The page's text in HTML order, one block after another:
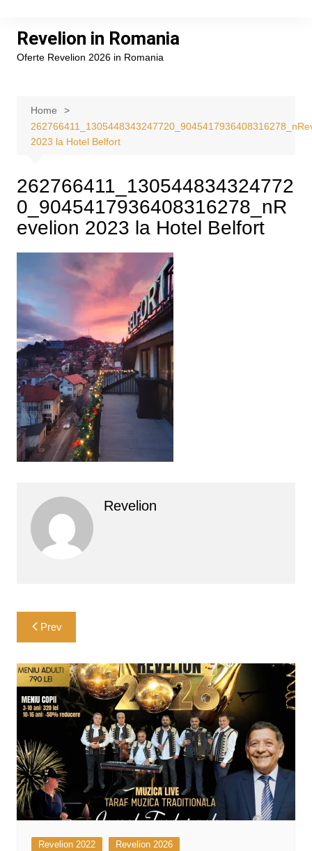
contentRevelion in Romania
Oferte Revelion 2026 in Romania
Home
2023 la Hotel Belfort
262766411_130544834324772
0_9045417936408316278_nR
evelion 2023 la Hotel Belfort
Revelion
Navigare
în
articole
Prev
Revelion 2022 Revelion 2026